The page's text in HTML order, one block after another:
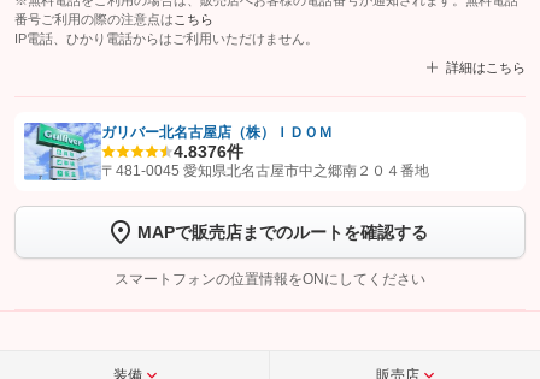
番号ご利用の際の注意点は こちら
IP電話、ひかり電話からはご利用いただけません。
詳細はこちら
【STEP1】認証画面でグーネットを友だち追加してから「許可する」ボタンを押
トーク画面で
ボタンをタップして問い合わせを
完了してください。
こちら
ガリバー北名古屋店（株）ＩＤＯＭ
4.8376件
〒481-0045 愛知県北名古屋市中之郷南２０４番地
MAPで販売店までのルートを確認する
スマートフォンの位置情報をONにしてください
装備 販売店